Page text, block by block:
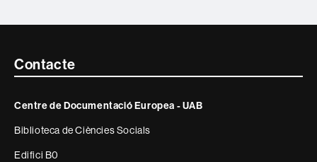
Contacte
informació
legal
Contacte
Centre de Documentació Europea - UAB
Biblioteca de Ciències Socials
Edifici B0